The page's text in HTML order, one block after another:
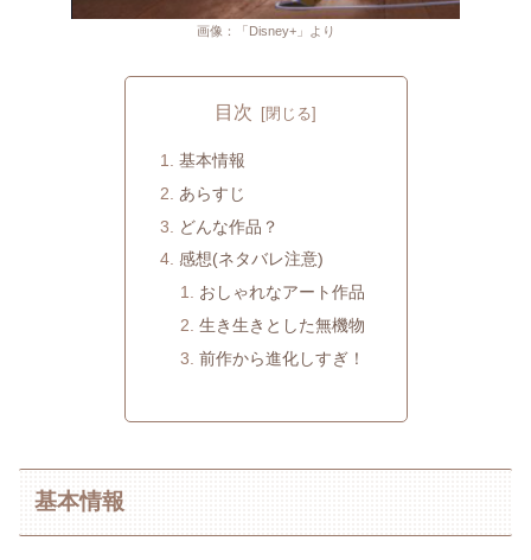
画像：「Disney+」より
目次
基本情報
あらすじ
どんな作品？
感想(ネタバレ注意)
おしゃれなアート作品
生き生きとした無機物
前作から進化しすぎ！
基本情報